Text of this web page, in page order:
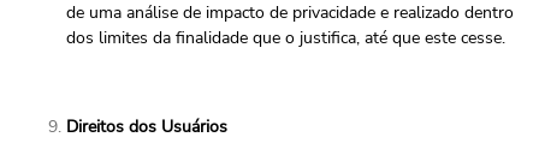
de uma análise de impacto de privacidade e realizado dentro
dos limites da finalidade que o justifica, até que este cesse.
Direitos dos Usuários